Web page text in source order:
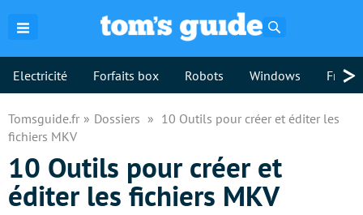
Electricité Forfaits box Robots Windows >
Tomsguide.fr Dossiers
10 Outils pour créer et éditer les
fichiers MKV
10 Outils pour créer et
éditer les fichiers MKV